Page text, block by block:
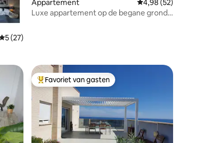
beoordeling van 5 op 5, 27 recensies
5 (27)
Appartement Gemiddelde
4,98 (52)
Luxe appartement op de begane grond
Topfavoriet van gasten
Favoriet van gasten